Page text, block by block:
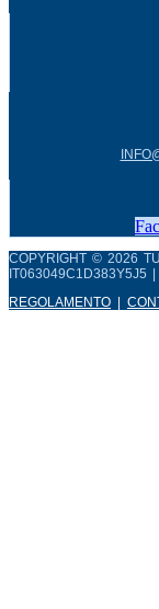
COPYRIGHT © 2026
IT063049C1D383Y5J5
REGOLAMENTO |